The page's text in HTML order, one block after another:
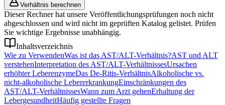
Verhältnis berechnen
Dieser Rechner hat unsere Veröffentlichungsprüfungen noch nicht
abgeschlossen und wird nicht im geprüften Katalog gelistet. Prüfen
Sie wichtige Ergebnisse unabhängig.
Inhaltsverzeichnis
Wie zu VerwendenWas ist das AST/ALT-Verhältnis?AST und ALT
verstehenInterpretation des AST/ALT-VerhältnissesUrsachen
erhöhter LeberenzymeDas De-Ritis-VerhältnisAlkoholische vs.
nicht-alkoholische LebererkrankungEinschränkungen des
AST/ALT-VerhältnissesWann zum Arzt gehenErhaltung der
LebergesundheitHäufig gestellte Fragen